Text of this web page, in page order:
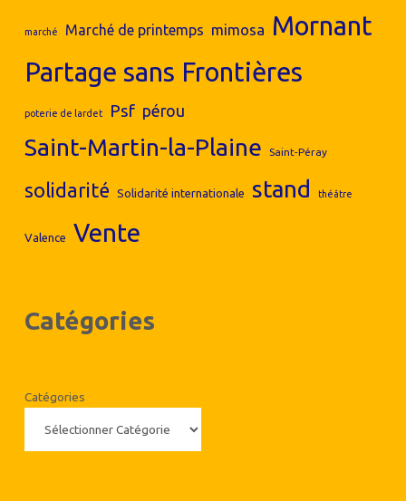
marché Marché de printemps mimosa Mornant
Partage sans Frontières
poterie de lardet Psf pérou
Saint-Martin-la-Plaine Saint-Péray
solidarité Solidarité internationale stand théâtre
Valence Vente
Catégories
Catégories